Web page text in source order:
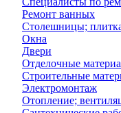
Ремонт ванных
Столешницы;
Окна
Двери
Отделочные
Строительные
Электромонтаж
Отопление;